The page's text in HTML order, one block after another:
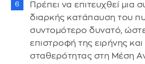
Πρέπει να επιτευχθεί μια
διαρκής κατάπαυση του
συντομότερο δυνατό,
επιστροφή της ειρήνης και
σταθερότητας στη Μέση